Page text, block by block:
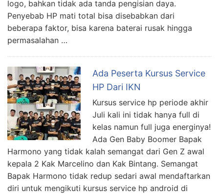
logo, bahkan tidak ada tanda pengisian daya.
Penyebab HP mati total bisa disebabkan dari
beberapa faktor, bisa karena baterai rusak hingga
permasalahan …
Ada Peserta Kursus Service
HP Dari IKN
Kursus service hp periode akhir
Juli kali ini tidak hanya full di
kelas namun full juga energinya!
Ada Gen Baby Boomer Bapak
Harmono yang tidak kalah semangat dari Gen Z awal
kepala 2 Kak Marcelino dan Kak Bintang. Semangat
Bapak Harmono tidak redup sedari awal mendaftarkan
diri untuk mengikuti kursus service hp android di